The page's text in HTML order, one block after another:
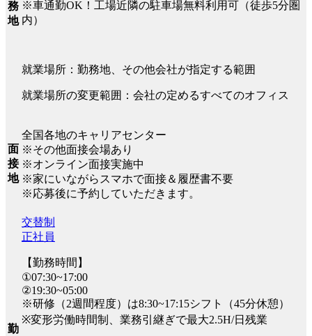
務
地
※車通勤OK！工場近隣の駐車場無料利用可（徒歩5分圏
内）
就業場所：勤務地、その他会社が指定する範囲
就業場所の変更範囲：会社の定めるすべてのオフィス
面
接
地
全国各地のキャリアセンター
※その他面接会場あり
※オンライン面接実施中
※家にいながらスマホで面接＆履歴書不要
※応募後に予約していただきます。
勤
交替制
正社員
【勤務時間】
①07:30~17:00
②19:30~05:00
※研修（2週間程度）は8:30~17:15シフト（45分休憩）
※変形労働時間制、業務引継ぎで最大2.5H/日残業